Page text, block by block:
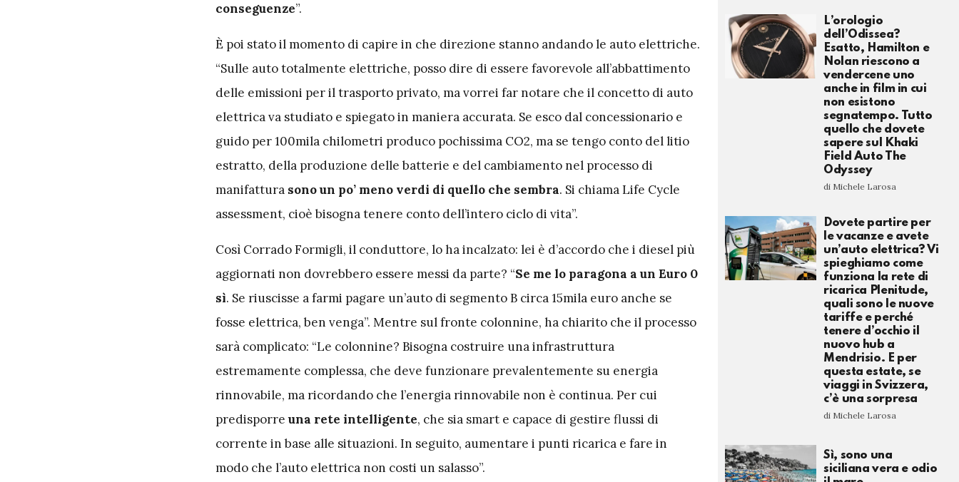
conseguenze”.
È poi stato il momento di capire in che direzione stanno andando le auto elettriche.
“Sulle auto totalmente elettriche, posso dire di essere favorevole all’abbattimento
delle emissioni per il trasporto privato, ma vorrei far notare che il concetto di auto
elettrica va studiato e spiegato in maniera accurata. Se esco dal concessionario e
guido per 100mila chilometri produco pochissima CO2, ma se tengo conto del litio
estratto, della produzione delle batterie e del cambiamento nel processo di
manifattura sono un po’ meno verdi di quello che sembra. Si chiama Life Cycle
assessment, cioè bisogna tenere conto dell’intero ciclo di vita”.
Così Corrado Formigli, il conduttore, lo ha incalzato: lei è d’accordo che i diesel più
aggiornati non dovrebbero essere messi da parte? “Se me lo paragona a un Euro 0
sì. Se riuscisse a farmi pagare un’auto di segmento B circa 15mila euro anche se
fosse elettrica, ben venga”. Mentre sul fronte colonnine, ha chiarito che il processo
sarà complicato: “Le colonnine? Bisogna costruire una infrastruttura
estremamente complessa, che deve funzionare prevalentemente su energia
rinnovabile, ma ricordando che l’energia rinnovabile non è continua. Per cui
predisporreuna rete intelligente, che sia smart e capace di gestire flussi di
corrente in base alle situazioni. In seguito, aumentare i punti ricarica e fare in
modo che l’auto elettrica non costi un salasso”.
L’orologio
dell’Odissea?
Esatto, Hamilton e
Nolan riescono a
vendercene uno
anche in film in cui
non esistono
segnatempo. Tutto
quello che dovete
sapere sul Khaki
Field Auto The
Odyssey
di Michele Larosa
Dovete partire per
le vacanze e avete
un’auto elettrica? Vi
spieghiamo come
funziona la rete di
ricarica Plenitude,
quali sono le nuove
tariffe e perché
tenere d’occhio il
nuovo hub a
Mendrisio. E per
questa estate, se
viaggi in Svizzera,
c’è una sorpresa
di Michele Larosa
Sì, sono una
siciliana vera e odio